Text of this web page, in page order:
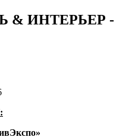
& ИНТЕРЬЕР -
: